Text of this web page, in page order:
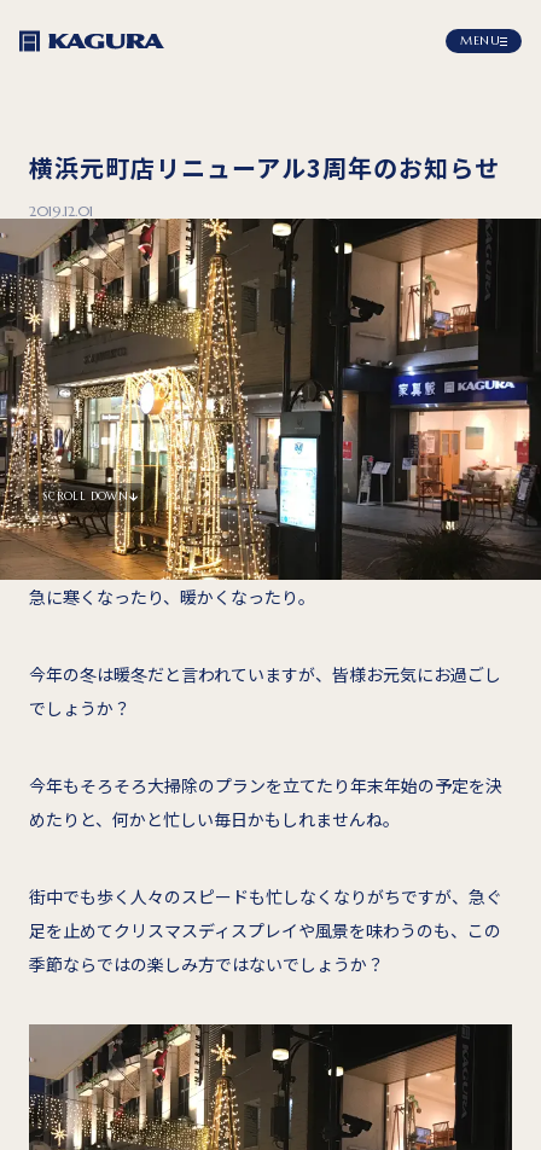
MENU
横浜元町店リニューアル3周年のお知らせ
2019.12.01
SCROLL DOWN
急に寒くなったり、暖かくなったり。
今年の冬は暖冬だと言われていますが、皆様お元気にお過ごし
でしょうか？
今年もそろそろ大掃除のプランを立てたり年末年始の予定を決
めたりと、何かと忙しい毎日かもしれませんね。
街中でも歩く人々のスピードも忙しなくなりがちですが、急ぐ
足を止めてクリスマスディスプレイや風景を味わうのも、この
季節ならではの楽しみ方ではないでしょうか？